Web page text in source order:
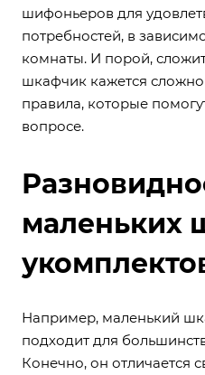
шифоньеров для
потребностей, в
комнаты. И порой,
шкафчик кажется
правила, которые
вопросе.
маленьких
Например, маленький
подходит для
Конечно, он отличается